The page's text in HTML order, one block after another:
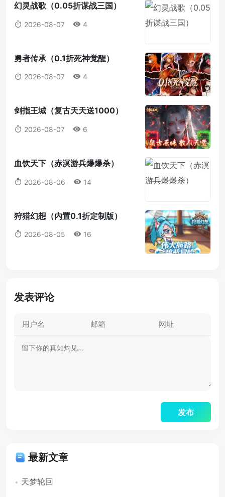
幻灵战歌（0.05折谋战三国）
2026-08-07 4
勇者传承（0.1折死神觉醒）
2026-08-07 4
剑指王城（复古天天送1000）
2026-08-07 6
血饮天下（赤溟游兵爆爆杀）
2026-08-06 14
狩猎幻想（内置0.1折定制版）
2026-08-05 16
发表评论
最新文章
天梦轮回